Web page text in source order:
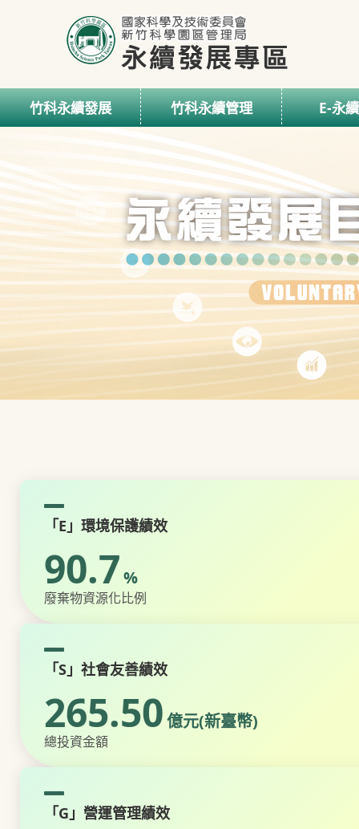
竹科永續發展 竹科永續管理 E-永
「E」環境保護績效
90.7%
廢棄物資源化比例
「S」社會友善績效
265.50億元(新臺幣)
總投資金額
「G」營運管理績效